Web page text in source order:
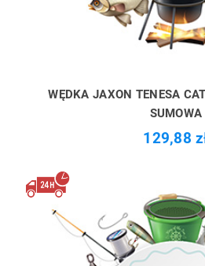
WĘDKA JAXON TENESA
SUMOWA
129,88